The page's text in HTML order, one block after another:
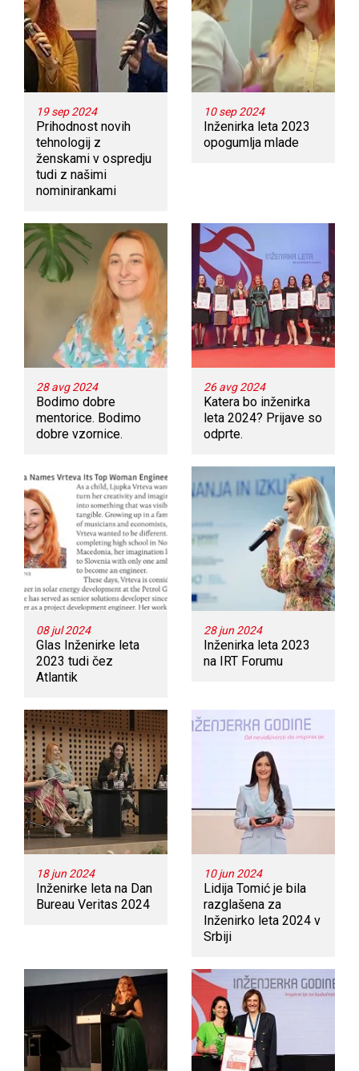
19 sep 2024
Prihodnost novih
tehnologij z
ženskami v ospredju
tudi z našimi
nominirankami
10 sep 2024
Inženirka leta 2023
opogumlja mlade
28 avg 2024
Bodimo dobre
mentorice. Bodimo
dobre vzornice.
26 avg 2024
Katera bo inženirka
leta 2024? Prijave so
odprte.
08 jul 2024
Glas Inženirke leta
2023 tudi čez
Atlantik
28 jun 2024
Inženirka leta 2023
na IRT Forumu
18 jun 2024
Inženirke leta na Dan
Bureau Veritas 2024
10 jun 2024
Lidija Tomić je bila
razglašena za
Inženirko leta 2024 v
Srbiji